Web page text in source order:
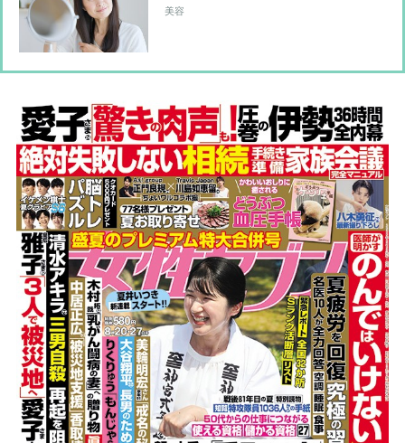
ランキング、美と健康のプロ10人が回
美容